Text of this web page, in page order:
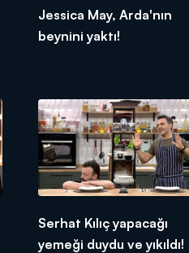
Jessica May, Arda'nın
beynini yaktı!
Serhat Kılıç yapacağı
yemeği duydu ve yıkıldı!